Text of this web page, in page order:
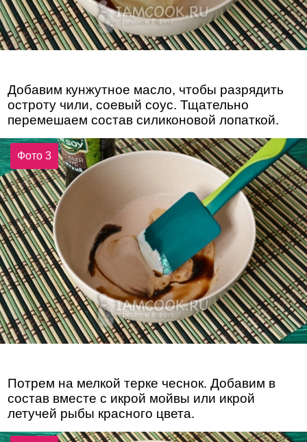
Добавим кунжутное масло, чтобы разрядить
остроту чили, соевый соус. Тщательно
перемешаем состав силиконовой лопаткой.
Фото 3
Потрем на мелкой терке чеснок. Добавим в
состав вместе с икрой мойвы или икрой
летучей рыбы красного цвета.